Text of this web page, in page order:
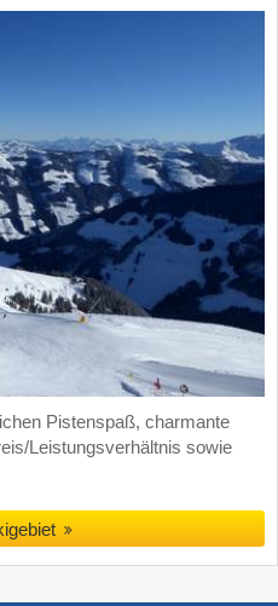
Pistenspaß, charmante
Leistungsverhältnis sowie